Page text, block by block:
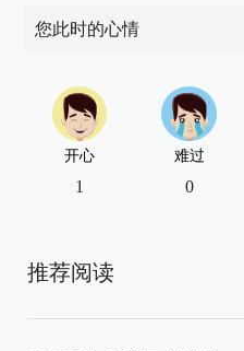
您此时的心情
开心
1
难过
0
推荐阅读